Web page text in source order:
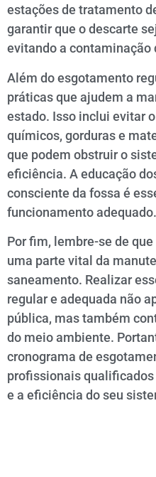
estações de tratamento
garantir que o descarte
evitando a contaminação
Além do esgotamento
práticas que ajudem a
estado. Isso inclui evitar
químicos, gorduras e
que podem obstruir o
eficiência. A educação
consciente da fossa é
funcionamento adequado.
Por fim, lembre-se de
uma parte vital da
saneamento. Realizar
regular e adequada não
pública, mas também
do meio ambiente.
cronograma de
profissionais
e a eficiência do seu